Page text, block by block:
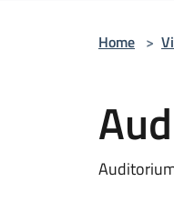
Home >